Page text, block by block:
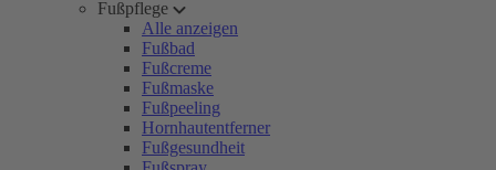
Fußpflege
Alle anzeigen
Fußbad
Fußcreme
Fußmaske
Fußpeeling
Hornhautentferner
Fußgesundheit